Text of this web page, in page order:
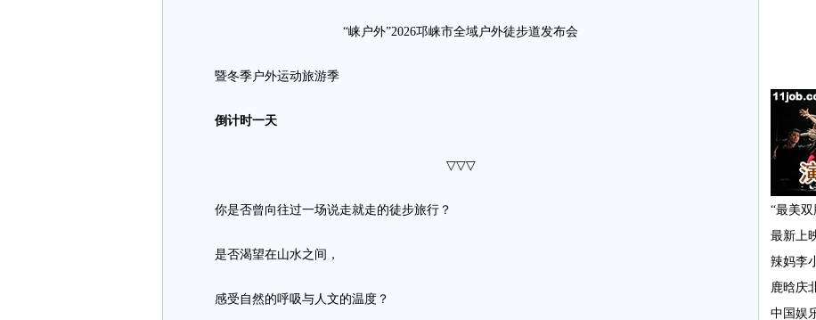
“崃户外”2026邛崃市全域户外徒步道发布会
暨冬季户外运动旅游季
倒计时一天
▽▽▽
你是否曾向往过一场说走就走的徒步旅行？
是否渴望在山水之间，
感受自然的呼吸与人文的温度？